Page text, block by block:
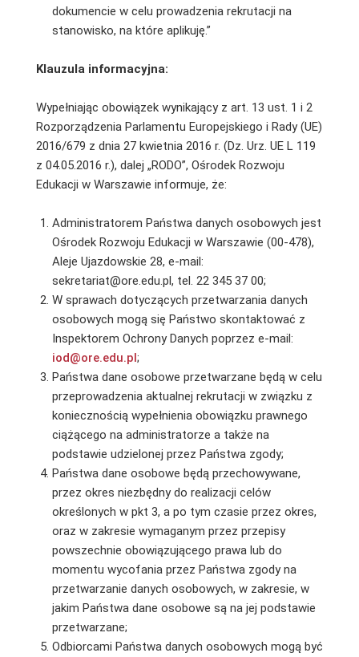
dokumencie w celu prowadzenia rekrutacji na
stanowisko, na które aplikuję.”
Klauzula informacyjna:
Wypełniając obowiązek wynikający z art. 13 ust. 1 i 2
Rozporządzenia Parlamentu Europejskiego i Rady (UE)
2016/679 z dnia 27 kwietnia 2016 r. (Dz. Urz. UE L 119
z 04.05.2016 r.), dalej „RODO”, Ośrodek Rozwoju
Edukacji w Warszawie informuje, że:
Administratorem Państwa danych osobowych jest
Ośrodek Rozwoju Edukacji w Warszawie (00-478),
Aleje Ujazdowskie 28, e-mail:
sekretariat@ore.edu.pl, tel. 22 345 37 00;
W sprawach dotyczących przetwarzania danych
osobowych mogą się Państwo skontaktować z
Inspektorem Ochrony Danych poprzez e-mail:
iod@ore.edu.pl;
Państwa dane osobowe przetwarzane będą w celu
przeprowadzenia aktualnej rekrutacji w związku z
koniecznością wypełnienia obowiązku prawnego
ciążącego na administratorze a także na
podstawie udzielonej przez Państwa zgody;
Państwa dane osobowe będą przechowywane,
przez okres niezbędny do realizacji celów
określonych w pkt 3, a po tym czasie przez okres,
oraz w zakresie wymaganym przez przepisy
powszechnie obowiązującego prawa lub do
momentu wycofania przez Państwa zgody na
przetwarzanie danych osobowych, w zakresie, w
jakim Państwa dane osobowe są na jej podstawie
przetwarzane;
Odbiorcami Państwa danych osobowych mogą być